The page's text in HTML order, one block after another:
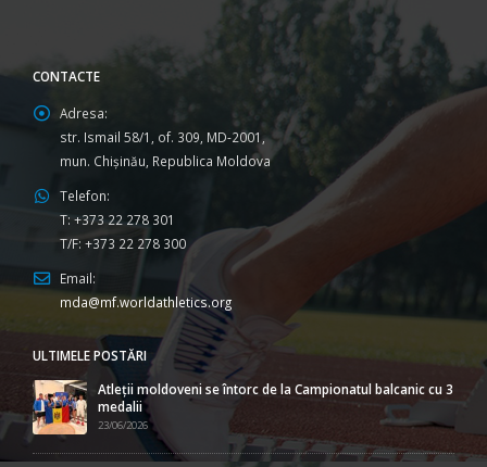
CONTACTE
Adresa:
str. Ismail 58/1, of. 309, MD-2001,
mun. Chişinău, Republica Moldova
Telefon:
T: +373 22 278 301
T/F: +373 22 278 300
Email:
mda@mf.worldathletics.org
ULTIMELE POSTĂRI
Atleții moldoveni se întorc de la Campionatul balcanic cu 3
medalii
23/06/2026